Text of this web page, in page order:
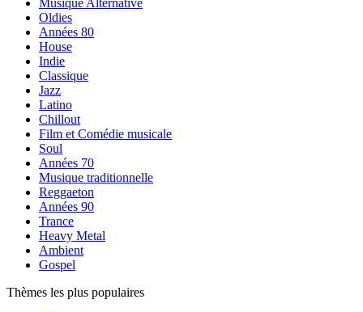
Musique Alternative
Oldies
Années 80
House
Indie
Classique
Jazz
Latino
Chillout
Film et Comédie musicale
Soul
Années 70
Musique traditionnelle
Reggaeton
Années 90
Trance
Heavy Metal
Ambient
Gospel
Thèmes les plus populaires